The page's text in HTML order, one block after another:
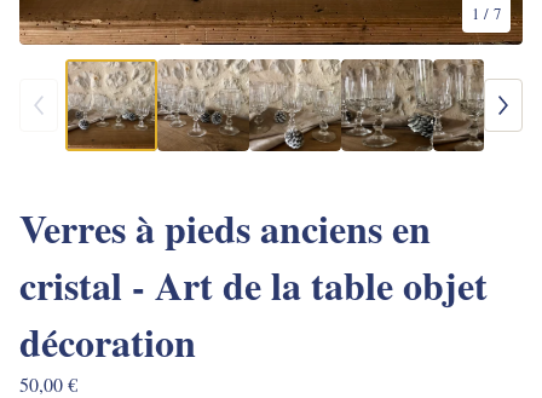
1 / 7
Verres à pieds anciens en
cristal - Art de la table objet
décoration
50,00€